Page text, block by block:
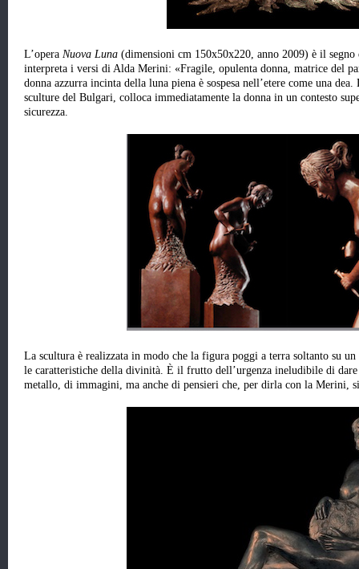
L’opera Nuova Luna (dimensioni cm 150x50x220, anno 2009) è il
interpreta i versi di Alda Merini: «Fragile, opulenta donna, matrice del
donna azzurra incinta della luna piena è sospesa nell’etere come una
sculture del Bulgari, colloca immediatamente la donna in un contesto
sicurezza.
La scultura è realizzata in modo che la figura poggi a terra soltanto su
le caratteristiche della divinità. È il frutto dell’urgenza ineludibile di
metallo, di immagini, ma anche di pensieri che, per dirla con la Merini,